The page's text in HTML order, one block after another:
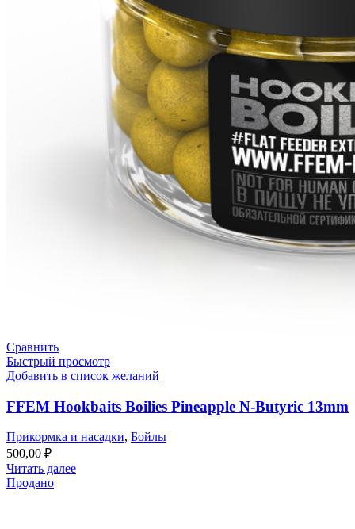
Сравнить
Быстрый просмотр
Добавить в список желаний
FFEM Hookbaits Boilies Pineapple N-Butyric 13mm
Прикормка и насадки, Бойлы
500,00 ₽
Читать далее
Продано